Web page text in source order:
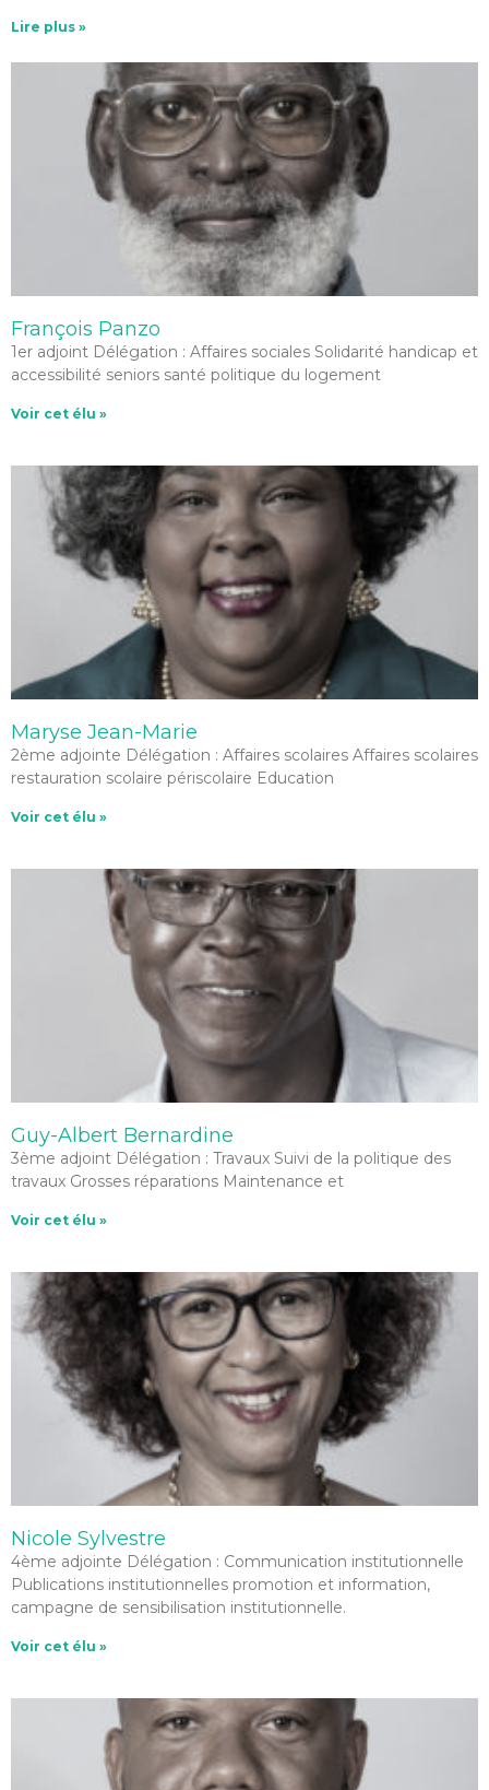
Lire plus »
François Panzo
1er adjoint Délégation : Affaires sociales Solidarité handicap et
accessibilité seniors santé politique du logement
Voir cet élu »
Maryse Jean-Marie
2ème adjointe Délégation : Affaires scolaires Affaires scolaires
restauration scolaire périscolaire Education
Voir cet élu »
Guy-Albert Bernardine
3ème adjoint Délégation : Travaux Suivi de la politique des
travaux Grosses réparations Maintenance et
Voir cet élu »
Nicole Sylvestre
4ème adjointe Délégation : Communication institutionnelle
Publications institutionnelles promotion et information,
campagne de sensibilisation institutionnelle.
Voir cet élu »